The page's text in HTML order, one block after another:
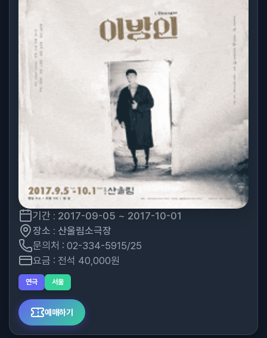
기간 : 2017-09-05 ~ 2017-10-01
장소 : 산울림소극장
문의처 : 02-334-5915/25
요금 : 전석 40,000원
연극 서울
예매하기